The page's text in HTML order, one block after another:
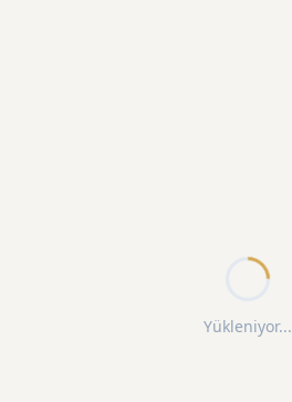
Yükleniyor...